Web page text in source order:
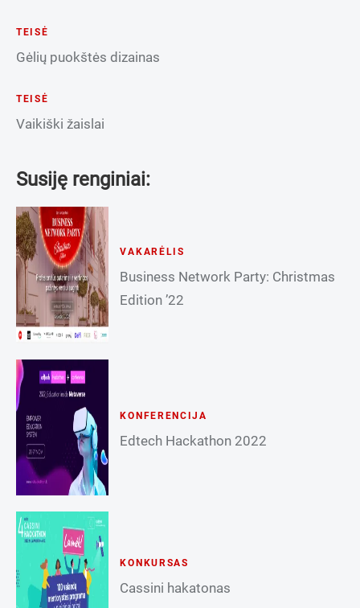
TEISĖ
Gėlių puokštės dizainas
TEISĖ
Vaikiški žaislai
Susiję renginiai:
VAKARĖLIS
Business Network Party: Christmas
Edition ’22
KONFERENCIJA
Edtech Hackathon 2022
KONKURSAS
Cassini hakatonas